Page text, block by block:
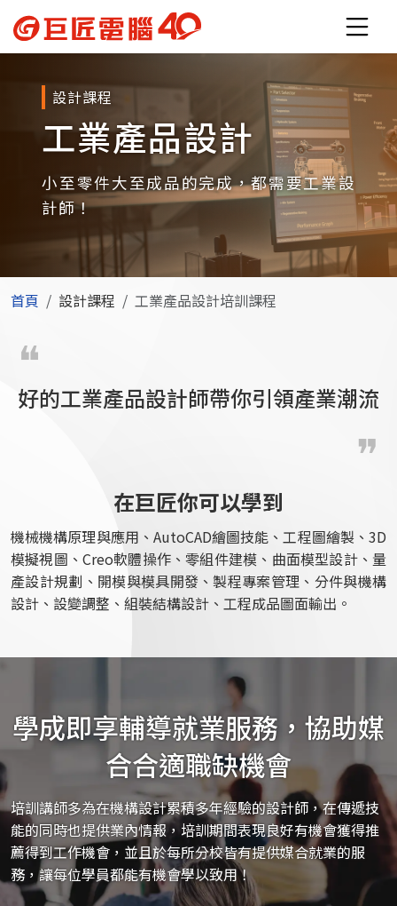
設計課程
工業產品設計
小至零件大至成品的完成，都需要工業設
計師！
首頁 設計課程 工業產品設計培訓課程
好的工業產品設計師帶你引領產業潮流
在巨匠你可以學到
機械機構原理與應用、AutoCAD繪圖技能、工程圖繪製、3D
模擬視圖、Creo軟體操作、零組件建模、曲面模型設計、量
產設計規劃、開模與模具開發、製程專案管理、分件與機構
設計、設變調整、組裝結構設計、工程成品圖面輸出。
學成即享輔導就業服務，協助媒
合合適職缺機會
培訓講師多為在機構設計累積多年經驗的設計師，在傳遞技
能的同時也提供業內情報，培訓期間表現良好有機會獲得推
薦得到工作機會，並且於每所分校皆有提供媒合就業的服
務，讓每位學員都能有機會學以致用！